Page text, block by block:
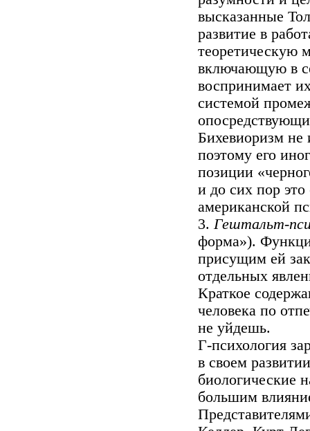
высказанные
развитие в
теоретическую
включающую в
воспринимает
системой
Бихевиоризм не
поэтому его
позиции
и до сих пор это
американской
3. Гештальт-
форма»).
присущим ей
отдельных
Краткое
человека по
не уйдешь.
Г-психология
в своем
биологические
большим